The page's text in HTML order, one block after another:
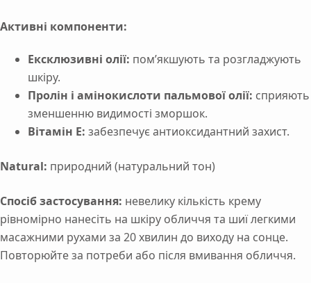
Активні компоненти:
Ексклюзивні олії: пом’якшують та розгладжують
шкіру.
Пролін і амінокислоти пальмової олії: сприяють
зменшенню видимості зморшок.
Вітамін Е: забезпечує антиоксидантний захист.
Natural: природний (натуральний тон)
Спосіб застосування: невелику кількість крему
рівномірно нанесіть на шкіру обличчя та шиї легкими
масажними рухами за 20 хвилин до виходу на сонце.
Повторюйте за потреби або після вмивання обличчя.